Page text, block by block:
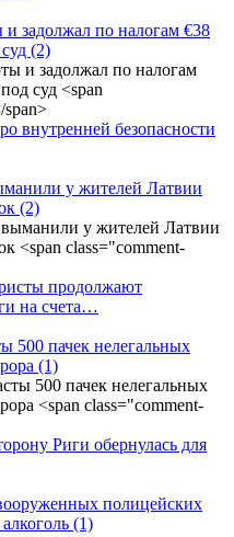
задолжал по налогам €38
(2)
внутренней безопасности
у жителей Латвии
(2)
продолжают
на счета…
500 пачек нелегальных
(1)
Риги обернулась для
полицейских
(1)